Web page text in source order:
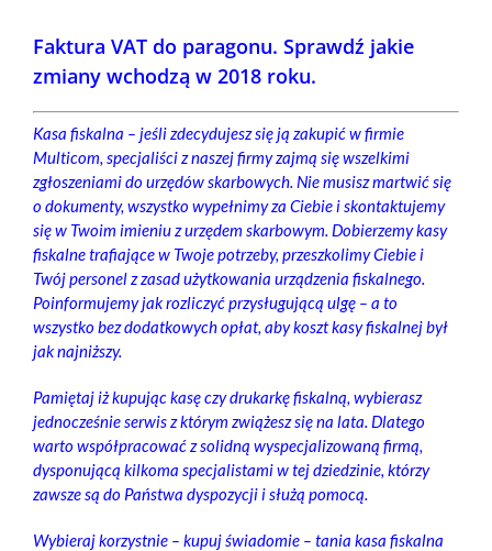
Faktura VAT do paragonu. Sprawdź jakie
zmiany wchodzą w 2018 roku.
Kasa fiskalna – jeśli zdecydujesz się ją zakupić w firmie
Multicom, specjaliści z naszej firmy zajmą się wszelkimi
zgłoszeniami do urzędów skarbowych. Nie musisz martwić się
o dokumenty, wszystko wypełnimy za Ciebie i skontaktujemy
się w Twoim imieniu z urzędem skarbowym. Dobierzemy kasy
fiskalne trafiające w Twoje potrzeby, przeszkolimy Ciebie i
Twój personel z zasad użytkowania urządzenia fiskalnego.
Poinformujemy jak rozliczyć przysługującą ulgę – a to
wszystko bez dodatkowych opłat, aby koszt kasy fiskalnej był
jak najniższy.
Pamiętaj iż kupując kasę czy drukarkę fiskalną, wybierasz
jednocześnie serwis z którym zwiążesz się na lata. Dlatego
warto współpracować z solidną wyspecjalizowaną firmą,
dysponującą kilkoma specjalistami w tej dziedzinie, którzy
zawsze są do Państwa dyspozycji i służą pomocą.
Wybieraj korzystnie – kupuj świadomie – tania kasa fiskalna